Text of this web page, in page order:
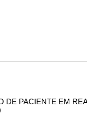
DE PACIENTE EM